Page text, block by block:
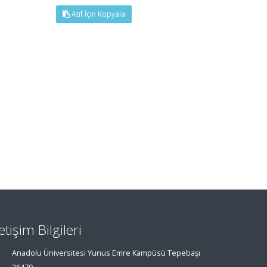
Atıf İçin Kopyala
Bilgileri
Anadolu Üniversitesi Yunus Emre Kampüsü Tepebaşı